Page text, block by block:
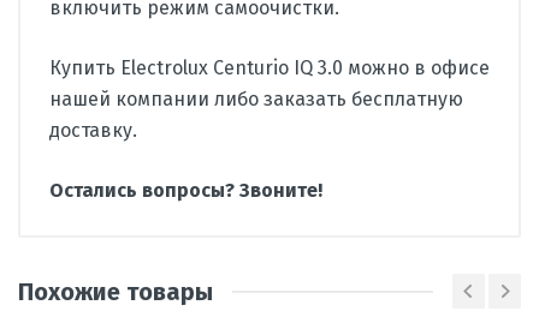
включить режим самоочистки.
Купить Electrolux Centurio IQ 3.0 можно в офисе
нашей компании либо заказать бесплатную
доставку.
Остались вопросы? Звоните!
Тип Накопительный водонагреватель
нагреватель Electrolux Centurio IQ
Похожие товары